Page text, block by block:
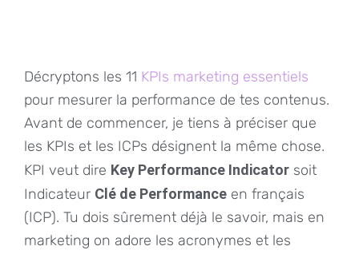
Décryptons les 11 KPIs marketing essentiels
pour mesurer la performance de tes contenus.
Avant de commencer, je tiens à préciser que
les KPIs et les ICPs désignent la même chose.
KPI veut dire Key Performance Indicator soit
Indicateur Clé de Performance en français
(ICP). Tu dois sûrement déjà le savoir, mais en
marketing on adore les acronymes et les